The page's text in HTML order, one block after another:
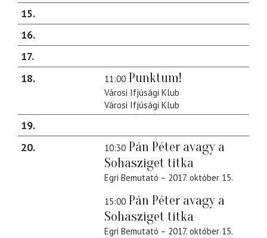
15
16
17
18
11:00 Punktum!
Városi Ifjúsági Klub
Városi Ifjúsági Klub
19
20
10:30 Pán Péter avagy a
Sohasziget titka
Egri Bemutató – 2017. október 15.
15:00 Pán Péter avagy a
Sohasziget titka
Egri Bemutató – 2017. október 15.